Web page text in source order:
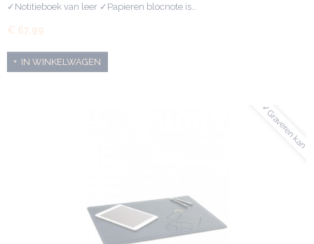
✓Notitieboek van leer ✓Papieren blocnote is…
€ 67,99
IN WINKELWAGEN
✓Graveren kan